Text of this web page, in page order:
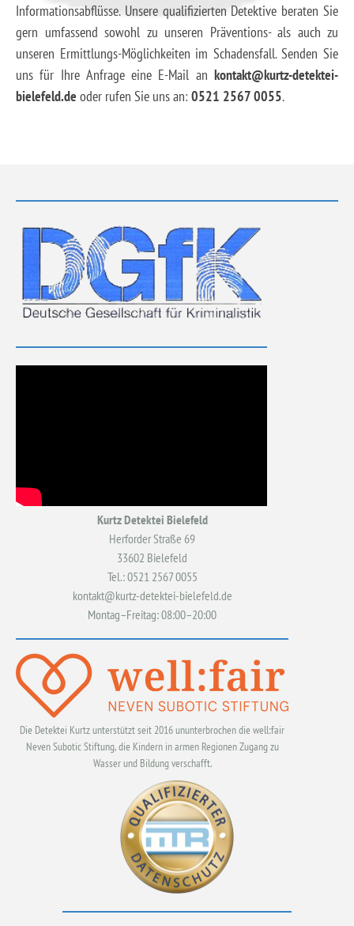
Informationsabflüsse. Unsere qualifizierten Detektive beraten Sie
gern umfassend sowohl zu unseren Präventions- als auch zu
unseren Ermittlungs-Möglichkeiten im Schadensfall. Senden Sie
uns für Ihre Anfrage eine E-Mail an kontakt@kurtz-detektei-
bielefeld.de oder rufen Sie uns an: 0521 2567 0055.
Kurtz Detektei Bielefeld
Herforder Straße 69
33602 Bielefeld
Tel.: 0521 2567 0055
kontakt@kurtz-detektei-bielefeld.de
Montag–Freitag: 08:00–20:00
Die Detektei Kurtz unterstützt seit 2016 ununterbrochen die well:fair
Neven Subotic Stiftung, die Kindern in armen Regionen Zugang zu
Wasser und Bildung verschafft.